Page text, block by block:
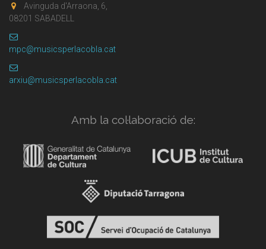
Avinguda d'Arraona, 6,
08201 SABADELL
mpc@musicsperlacobla.cat
arxiu@musicsperlacobla.cat
Amb la col·laboració de: